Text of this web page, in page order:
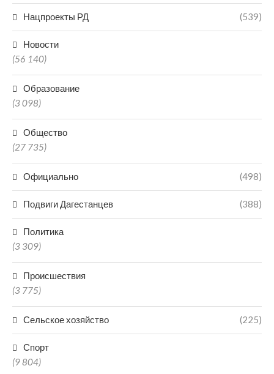
Нацпроекты РД (539)
Новости
(56 140)
Образование
(3 098)
Общество
(27 735)
Официально (498)
Подвиги Дагестанцев (388)
Политика
(3 309)
Происшествия
(3 775)
Сельское хозяйство (225)
Спорт
(9 804)